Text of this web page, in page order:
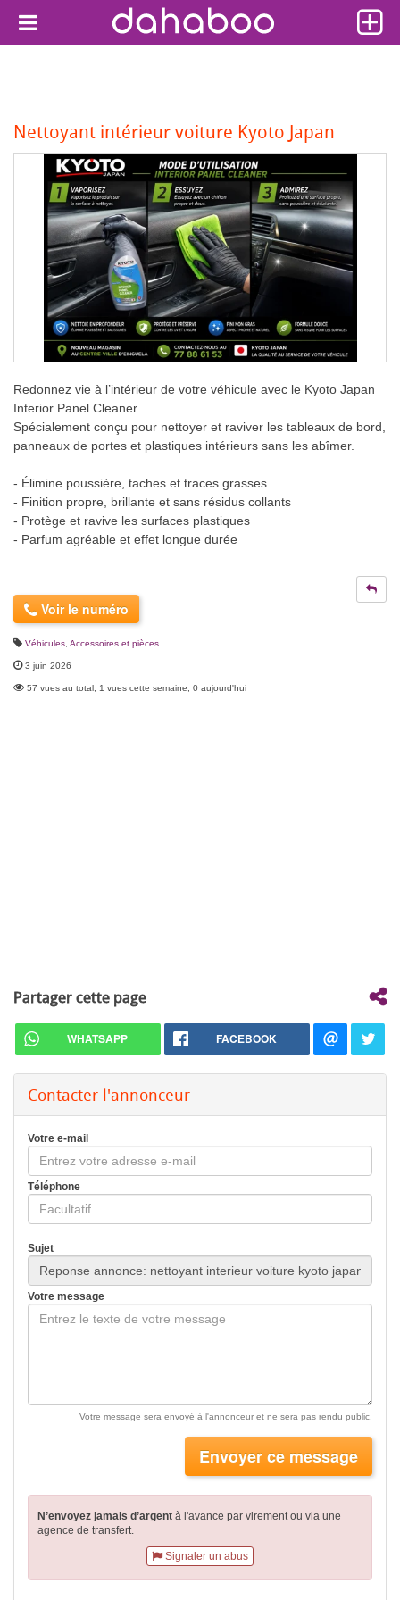
Nettoyant intérieur voiture Kyoto Japan
Redonnez vie à l’intérieur de votre véhicule avec le Kyoto Japan
Interior Panel Cleaner.
Spécialement conçu pour nettoyer et raviver les tableaux de bord,
panneaux de portes et plastiques intérieurs sans les abîmer.
- Élimine poussière, taches et traces grasses
- Finition propre, brillante et sans résidus collants
- Protège et ravive les surfaces plastiques
- Parfum agréable et effet longue durée
Voir le numéro
Véhicules Accessoires et pièces
3 juin 2026
57 vues au total, 1 vues cette semaine, 0 aujourd'hui
Partager cette page
WHATSAPP FACEBOOK
Contacter l'annonceur
Votre e-mail
Téléphone
Sujet
Votre message
Votre message sera envoyé à l'annonceur et ne sera pas rendu public.
Envoyer ce message
N’envoyez jamais d’argent à l'avance par virementou via une
agence de transfert.
Signaler un abus